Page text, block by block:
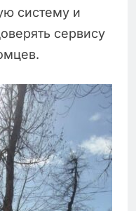
систему и
сервису